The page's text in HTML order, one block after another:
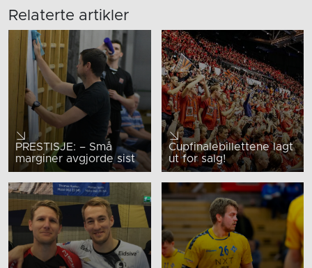
Relaterte artikler
PRESTISJE: – Små
marginer avgjorde sist
Cupfinalebillettene lagt
ut for salg!